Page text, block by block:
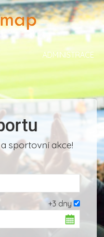
ADMINISTRACE
sportovní akce!
+3 dny